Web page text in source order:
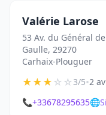
Valérie Larose
53 Av. du Général de
Gaulle, 29270
Carhaix-Plouguer
★★★☆☆3/5•2
📞+33678295635🌐